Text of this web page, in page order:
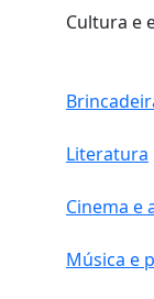
Cultura e
Literatura
Cinema e
Música e